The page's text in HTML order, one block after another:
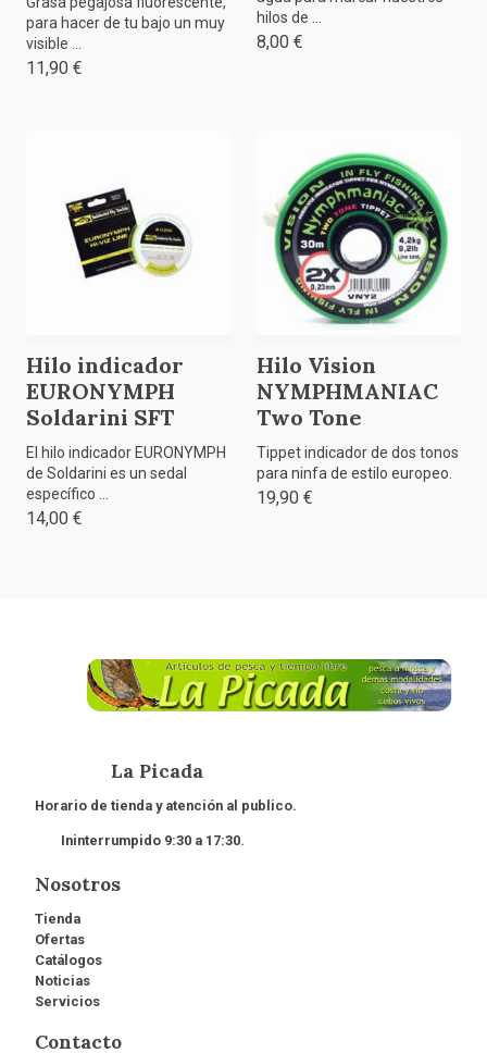
para hacer de tu bajo un muy
visible ...
11,90 €
hilos de ...
8,00 €
Hilo indicador
EURONYMPH
Soldarini SFT
El hilo indicador EURONYMPH
de Soldarini es un sedal
específico ...
14,00 €
Hilo Vision
NYMPHMANIAC
Two Tone
Tippet indicador de dos tonos
para ninfa de estilo europeo.
19,90 €
La Picada
Horario de tienda y atención al publico.
Ininterrumpido 9:30 a 17:30.
Nosotros
Tienda
Ofertas
Catálogos
Noticias
Servicios
Contacto